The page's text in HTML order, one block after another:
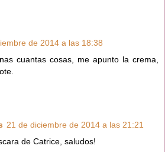
de 2014 a las 18:38
cuantas cosas, me apunto la crema,
21 de diciembre de 2014 a las 21:21
de Catrice, saludos!